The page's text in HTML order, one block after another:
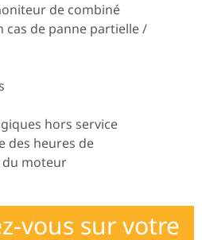
de combiné
cas de panne partielle /
hors service
des heures de
moteur
vous sur votre